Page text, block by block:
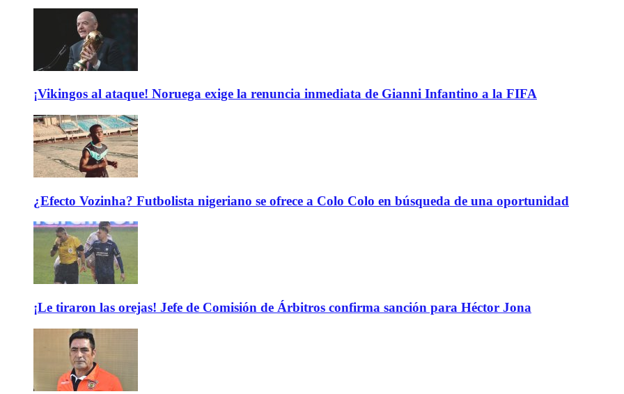
¡Vikingos al ataque! Noruega exige la renuncia inmediata de Gianni Infantino a la FIFA
¿Efecto Vozinha? Futbolista nigeriano se ofrece a Colo Colo en búsqueda de una oportunidad
¡Le tiraron las orejas! Jefe de Comisión de Árbitros confirma sanción para Héctor Jona